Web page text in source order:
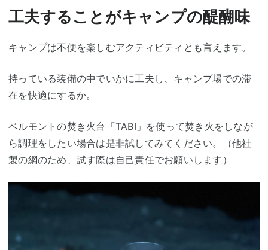
工夫することがキャンプの醍醐味
キャンプは不便を楽しむアクティビティとも言えます。
持っている装備の中でいかに工夫し、キャンプ場での滞
在を快適にするか。
ベルモントの焚き火台「TABI」を使って焚き火をしなが
ら調理をしたい場合は是非試してみてください。（他社
製の網のため、試す際は自己責任でお願いします）